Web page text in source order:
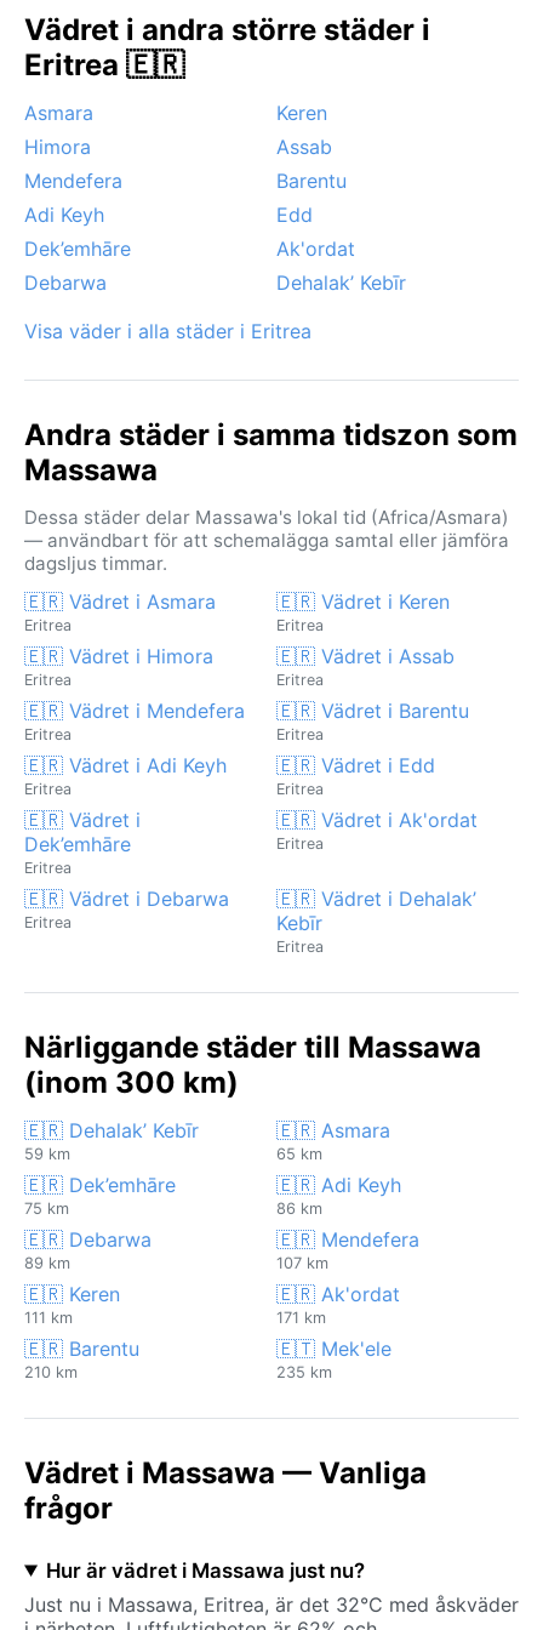
om inga tropiska cykloner når Massawa, märks
svalare uppvällningar i havet som ibland för med sig
och handelsvindarna – ett resmål för den som söker
en genuin, om än het, upplevelse vid Afrikas horn.
Vädret i andra större städer i
Eritrea 🇪🇷
Asmara
Keren
Himora
Assab
Mendefera
Barentu
Adi Keyh
Edd
Dek’emhāre
Ak'ordat
Debarwa
Dehalak’ Kebīr
Visa väder i alla städer i Eritrea
Andra städer i samma tidszon som
Massawa
Dessa städer delar Massawa's lokal tid (Africa/Asmara)
— användbart för att schemalägga samtal eller jämföra
dagsljus timmar.
🇪🇷 Vädret i Asmara
Eritrea
🇪🇷 Vädret i Keren
Eritrea
🇪🇷 Vädret i Himora
Eritrea
🇪🇷 Vädret i Assab
Eritrea
🇪🇷 Vädret i Mendefera
Eritrea
🇪🇷 Vädret i Barentu
Eritrea
🇪🇷 Vädret i Adi Keyh
Eritrea
🇪🇷 Vädret i Edd
Eritrea
🇪🇷 Vädret i
Dek’emhāre
Eritrea
🇪🇷 Vädret i Ak'ordat
Eritrea
🇪🇷 Vädret i Debarwa
Eritrea
🇪🇷 Vädret i Dehalak’
Kebīr
Eritrea
Närliggande städer till Massawa
(inom 300 km)
🇪🇷 Dehalak’ Kebīr
59 km
🇪🇷 Asmara
65 km
🇪🇷 Dek’emhāre
75 km
🇪🇷 Adi Keyh
86 km
🇪🇷 Debarwa
89 km
🇪🇷 Mendefera
107 km
🇪🇷 Keren
111 km
🇪🇷 Ak'ordat
171 km
🇪🇷 Barentu
210 km
🇪🇹 Mek'ele
235 km
Vädret i Massawa — Vanliga
frågor
Hur är vädret i Massawa just nu?
Just nu i Massawa, Eritrea, är det 32°C med åskväder